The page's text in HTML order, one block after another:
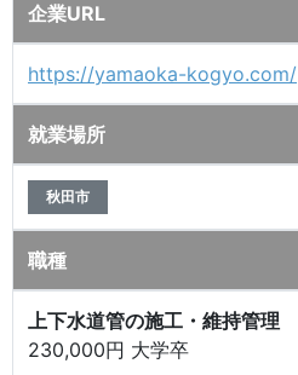
企業URL
https://yamaoka-kogyo.com/
就業場所
秋田市
職種
上下水道管の施工・維持管理
230,000円 大学卒